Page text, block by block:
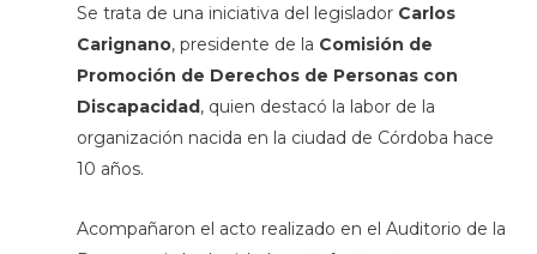
Se trata de una iniciativa del legislador Carlos
Carignano, presidente de la Comisión de
Promoción de Derechos de Personas con
Discapacidad, quien destacó la labor de la
organización nacida en la ciudad de Córdoba hace
10 años.
Acompañaron el acto realizado en el Auditorio de la